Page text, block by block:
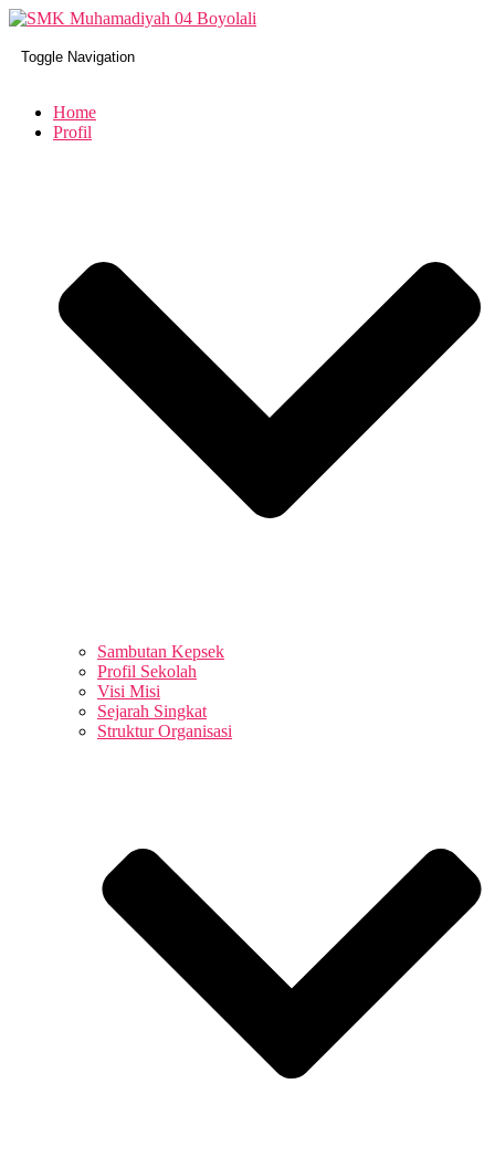
Toggle Navigation
Home
Profil
Sambutan Kepsek
Profil Sekolah
Visi Misi
Sejarah Singkat
Struktur Organisasi